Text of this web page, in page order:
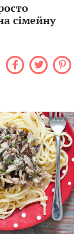
сімейну